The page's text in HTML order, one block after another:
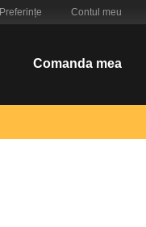
Preferințe Contul meu
Comanda mea